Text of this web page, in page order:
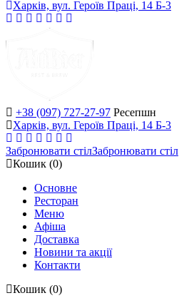
Харків, вул. Героїв Праці, 14 Б-3
+38 (097) 727-27-97 Ресепшн
Харків, вул. Героїв Праці, 14 Б-3
Забронювати стілЗабронювати стіл
Кошик (0)
Основне
Ресторан
Меню
Афіша
Доставка
Новини та акції
Контакти
Кошик (0)